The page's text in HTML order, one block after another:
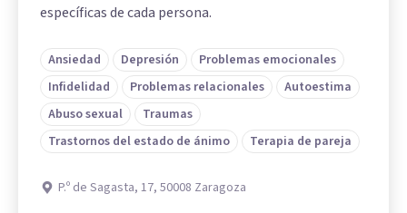
específicas de cada persona.
Ansiedad Depresión
Problemas emocionales
Infidelidad
Problemas relacionales
Autoestima
Abuso sexual
Traumas
Trastornos del estado de ánimo
Terapia de pareja
P.º de Sagasta, 17, 50008 Zaragoza